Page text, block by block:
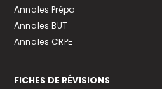
Annales Prépa
Annales BUT
Annales CRPE
FICHES DE RÉVISIONS